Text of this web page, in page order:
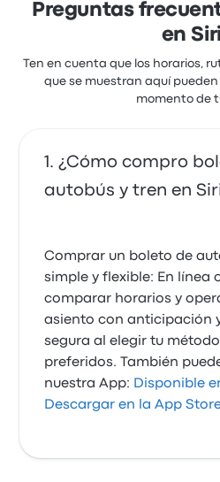
Preguntas
en
Ten en cuenta que los horarios,
que se muestran aquí
momento de
¿Cómo compro
autobús y tren en
Comprar un boleto de
simple y flexible: En línea
comparar horarios y
asiento con anticipación
segura al elegir tu
preferidos. También
nuestra App: Disponible
Descargar en la App